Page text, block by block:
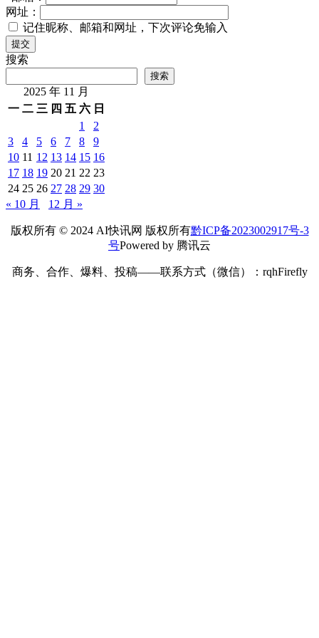
网址：
记住昵称、邮箱和网址，下次评论免输入
提交
搜索
搜索
2025 年 11 月
一 二 三 四 五 六 日
1
2
3
4 5 6 7 8
9
10 11 12 13 14 15 16
17 18 19 20 21 22 23
24 25 26 27 28 29 30
« 10 月
12 月 »
版权所有 © 2024 AI快讯网 版权所有黔ICP备2023002917号-3
号Powered by 腾讯云
商务、合作、爆料、投稿——联系方式（微信）：rqhFirefly